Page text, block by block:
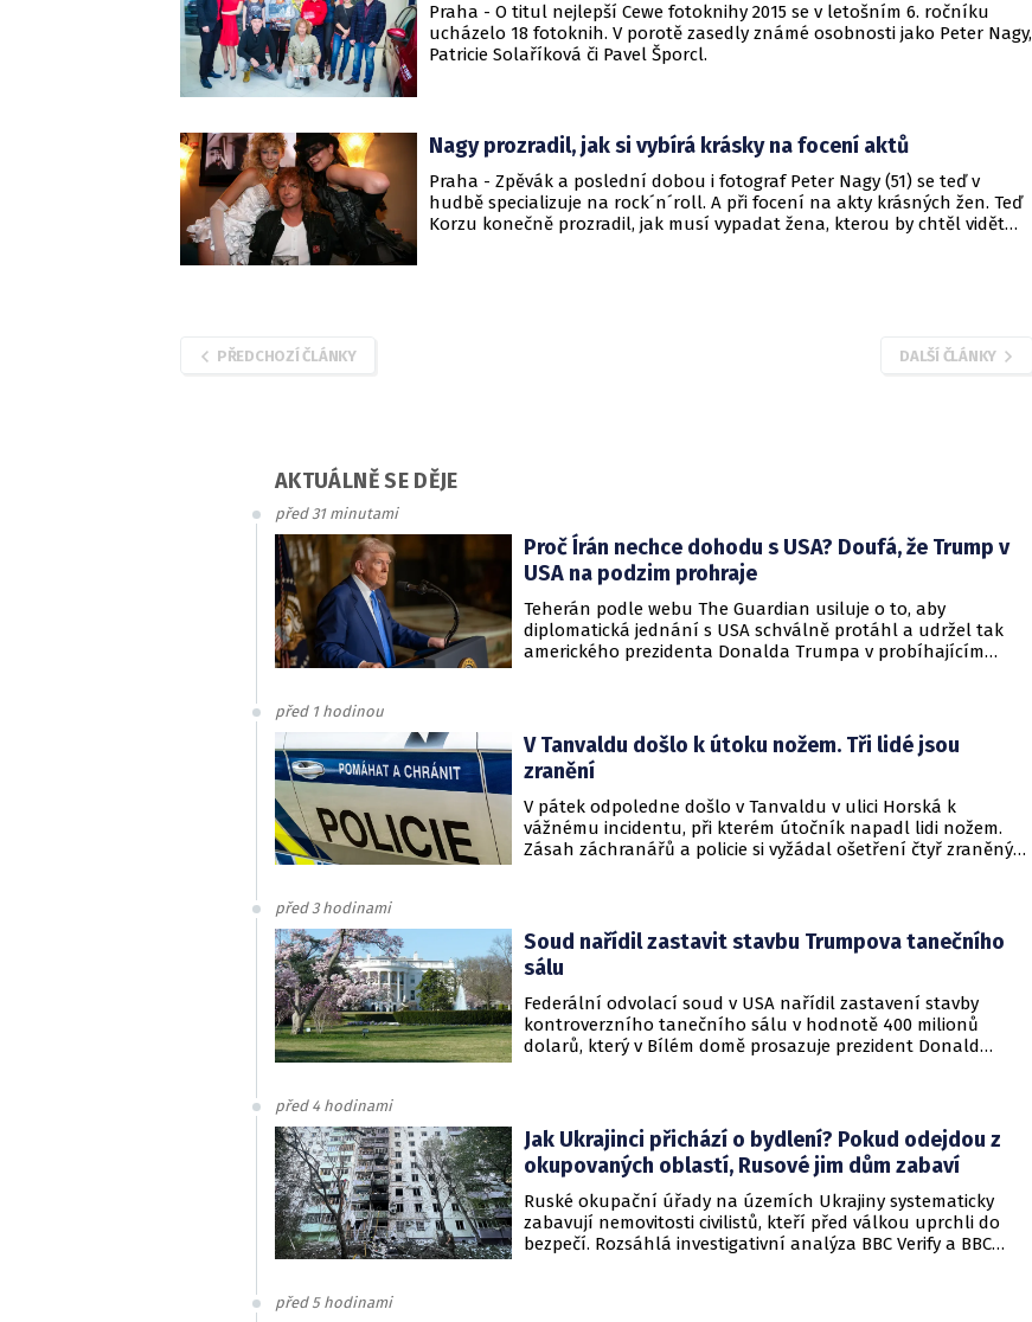
Praha - O titul nejlepší Cewe fotoknihy 2015 se v letošním 6. ročníku
ucházelo 18 fotoknih. V porotě zasedly známé osobnosti jako Peter Nagy,
Patricie Solaříková či Pavel Šporcl.
Nagy prozradil, jak si vybírá krásky na focení aktů
Praha - Zpěvák a poslední dobou i fotograf Peter Nagy (51) se teď v
hudbě specializuje na rock´n´roll. A při focení na akty krásných žen. Teď
Korzu konečně prozradil, jak musí vypadat žena, kterou by chtěl vidět
PŘEDCHOZÍ ČLÁNKY DALŠÍ ČLÁNKY
AKTUÁLNĚ SE DĚJE
před 31 minutami
Proč Írán nechce dohodu s USA? Doufá, že Trump v
USA na podzim prohraje
Teherán podle webu The Guardian usiluje o to, aby
diplomatická jednání s USA schválně protáhl a udržel tak
amerického prezidenta Donalda Trumpa v probíhajícím
rukojmími za prezidenta Jimmyho Cartera.
před 1 hodinou
V Tanvaldu došlo k útoku nožem. Tři lidé jsou
zranění
V pátek odpoledne došlo v Tanvaldu v ulici Horská k
vážnému incidentu, při kterém útočník napadl lidi nožem.
Zásah záchranářů a policie si vyžádal ošetření čtyř zraněných
před 3 hodinami
Soud nařídil zastavit stavbu Trumpova tanečního
sálu
Federální odvolací soud v USA nařídil zastavení stavby
kontroverzního tanečního sálu v hodnotě 400 milionů
dolarů, který v Bílém domě prosazuje prezident Donald
před 4 hodinami
Jak Ukrajinci přichází o bydlení? Pokud odejdou z
okupovaných oblastí, Rusové jim dům zabaví
Ruské okupační úřady na územích Ukrajiny systematicky
zabavují nemovitosti civilistů, kteří před válkou uprchli do
bezpečí. Rozsáhlá investigativní analýza BBC Verify a BBC
před 5 hodinami